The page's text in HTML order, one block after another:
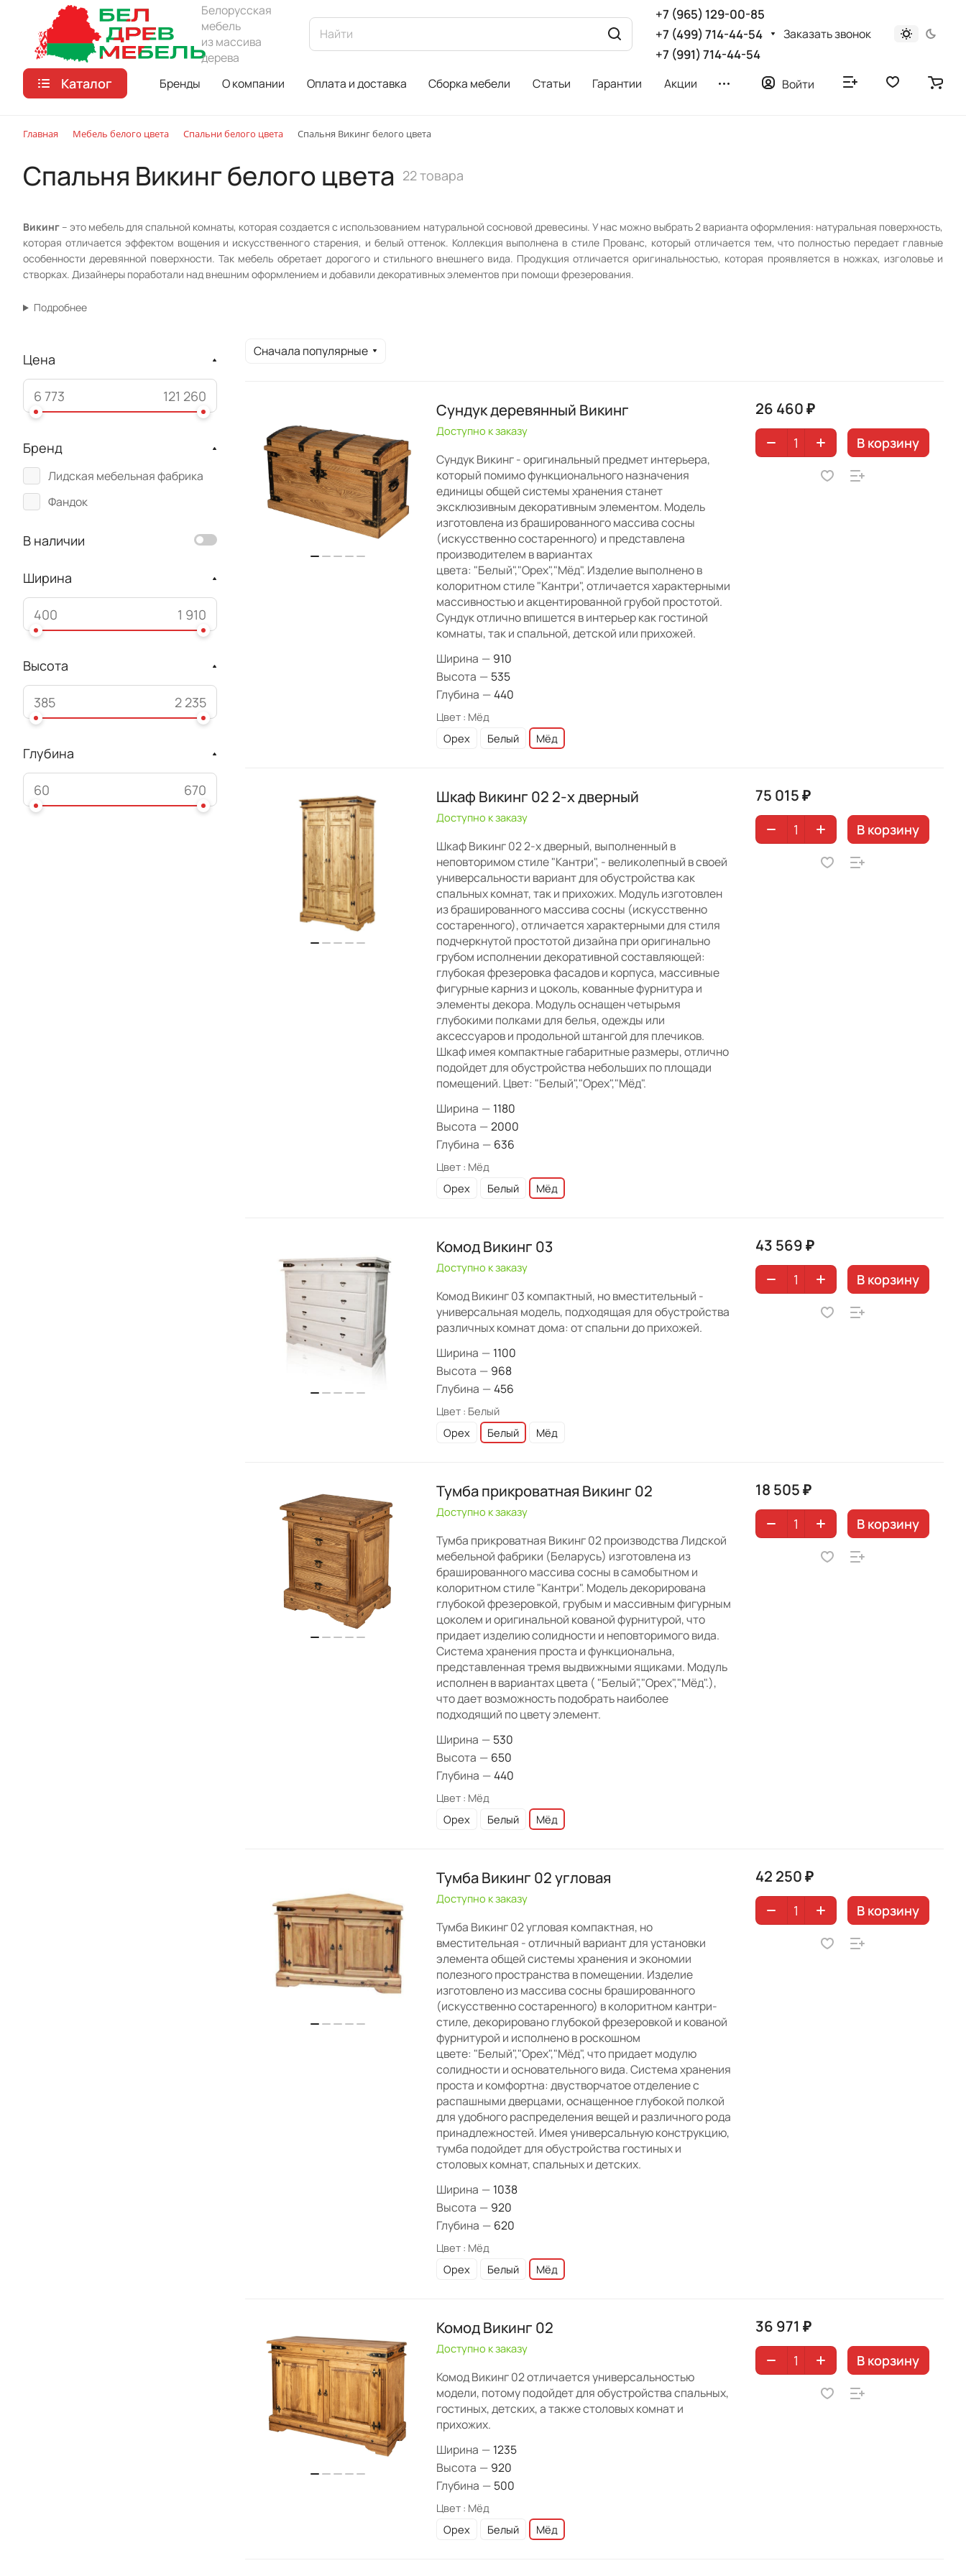
Белорусская
мебель
из массива
дерева
+7 (965) 129-00-85
+7 (499) 714-44-54
+7 (991) 714-44-54
Заказать звонок
Каталог Бренды О компании Оплата и доставка Сборка мебели Статьи Гарантии Акции Войти
Главная Мебель белого цвета Спальни белого цвета Спальня Викинг белого цвета
Спальня Викинг белого цвета 22 товара
Викинг – это мебель для спальной комнаты, которая создается с использованием натуральной сосновой древесины. У нас можно выбрать 2 варианта оформления: натуральная поверхность,
которая отличается эффектом вощения и искусственного старения, и белый оттенок. Коллекция выполнена в стиле Прованс, который отличается тем, что полностью передает главные
особенности деревянной поверхности. Так мебель обретает дорогого и стильного внешнего вида. Продукция отличается оригинальностью, которая проявляется в ножках, изголовье и
створках. Дизайнеры поработали над внешним оформлением и добавили декоративных элементов при помощи фрезерования.
Подробнее
Сначала популярные
Сундук деревянный Викинг
Доступно к заказу
Сундук Викинг - оригинальный предмет интерьера,
который помимо функционального назначения
единицы общей системы хранения станет
эксклюзивным декоративным элементом. Модель
изготовлена из брашированного массива сосны
(искусственно состаренного) и представлена
производителем в вариантах
цвета: "Белый","Орех","Мёд". Изделие выполнено в
колоритном стиле "Кантри", отличается характерными
массивностью и акцентированной грубой простотой.
Сундук отлично впишется в интерьер как гостиной
комнаты, так и спальной, детской или прихожей.
Ширина — 910
Высота — 535
Глубина —440
Цвет : Мёд
Орех
Белый Мёд
26 460 ₽
В корзину
Шкаф Викинг 02 2-х дверный
Доступно к заказу
Шкаф Викинг 02 2-х дверный, выполненный в
неповторимом стиле "Кантри", - великолепный в своей
универсальности вариант для обустройства как
спальных комнат, так и прихожих. Модуль изготовлен
из брашированного массива сосны (искусственно
состаренного), отличается характерными для стиля
подчеркнутой простотой дизайна при оригинально
грубом исполнении декоративной составляющей:
глубокая фрезеровка фасадов и корпуса, массивные
фигурные карниз и цоколь, кованные фурнитура и
элементы декора. Модуль оснащен четырьмя
глубокими полками для белья, одежды или
аксессуаров и продольной штангой для плечиков.
Шкаф имея компактные габаритные размеры, отлично
подойдет для обустройства небольших по площади
помещений. Цвет: "Белый","Орех","Мёд".
Ширина — 1180
Высота —2000
Глубина — 636
Цвет : Мёд
Орех
Белый Мёд
75 015 ₽
В корзину
Комод Викинг 03
Доступно к заказу
Комод Викинг 03 компактный, но вместительный -
универсальная модель, подходящая для обустройства
различных комнат дома: от спальни до прихожей.
Ширина — 1100
Высота — 968
Глубина —456
Цвет : Белый
Орех
Белый Мёд
43 569 ₽
В корзину
Тумба прикроватная Викинг 02
Доступно к заказу
Тумба прикроватная Викинг 02 производства Лидской
мебельной фабрики (Беларусь) изготовлена из
брашированного массива сосны в самобытном и
колоритном стиле "Кантри". Модель декорирована
глубокой фрезеровкой, грубым и массивным фигурным
цоколем и оригинальной кованой фурнитурой, что
придает изделию солидности и неповторимого вида.
Система хранения проста и функциональна,
представленная тремя выдвижными ящиками. Модуль
исполнен в вариантах цвета ( "Белый","Орех","Мёд".),
что дает возможность подобрать наиболее
подходящий по цвету элемент.
Ширина — 530
Высота — 650
Глубина —440
Цвет : Мёд
Орех
Белый Мёд
18 505 ₽
В корзину
Тумба Викинг 02 угловая
Доступно к заказу
Тумба Викинг 02 угловая компактная, но
вместительная - отличный вариант для установки
элемента общей системы хранения и экономии
полезного пространства в помещении. Изделие
изготовлено из массива сосны брашированного
(искусственно состаренного) в колоритном кантри-
стиле, декорировано глубокой фрезеровкой и кованой
фурнитурой и исполнено в роскошном
цвете: "Белый","Орех","Мёд", что придает модулю
солидности и основательного вида. Система хранения
проста и комфортна: двустворчатое отделение с
распашными дверцами, оснащенное глубокой полкой
для удобного распределения вещей и различного рода
принадлежностей. Имея универсальную конструкцию,
тумба подойдет для обустройства гостиных и
столовых комнат, спальных и детских.
Ширина — 1038
Высота — 920
Глубина — 620
Цвет : Мёд
Орех
Белый Мёд
42 250 ₽
В корзину
Комод Викинг 02
Доступно к заказу
Комод Викинг 02 отличается универсальностью
модели, потому подойдет для обустройства спальных,
гостиных, детских, а также столовых комнат и
прихожих.
Ширина — 1235
Высота — 920
Глубина — 500
Цвет : Мёд
Орех
Белый Мёд
36 971 ₽
В корзину
Цена
Бренд
Лидская мебельная фабрика
Фандок
В наличии
Ширина
Высота
Глубина